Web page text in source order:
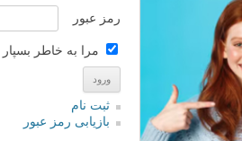
رمز عبور
مرا به خاطر بسپار
ثبت نام
بازیابی رمز عبور